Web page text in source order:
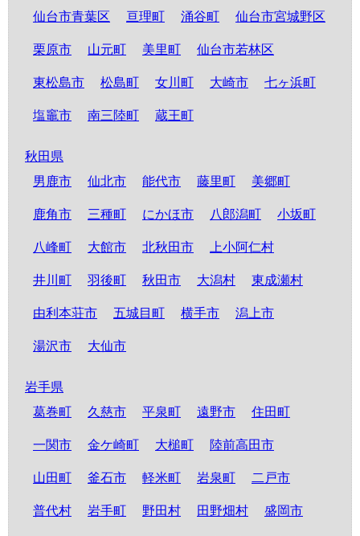
仙台市青葉区 亘理町 涌谷町 仙台市宮城野区
栗原市 山元町 美里町 仙台市若林区
東松島市 松島町 女川町 大崎市 七ヶ浜町
塩竈市 南三陸町 蔵王町
秋田県
男鹿市
仙北市 能代市 藤里町 美郷町
鹿角市 三種町 にかほ市 八郎潟町 小坂町
八峰町 大館市 北秋田市 上小阿仁村
井川町 羽後町 秋田市 大潟村 東成瀬村
由利本荘市 五城目町 横手市 潟上市
湯沢市 大仙市
岩手県
葛巻町
久慈市 平泉町 遠野市 住田町
一関市 金ケ崎町 大槌町 陸前高田市
山田町 釜石市 軽米町 岩泉町 二戸市
普代村 岩手町 野田村 田野畑村 盛岡市